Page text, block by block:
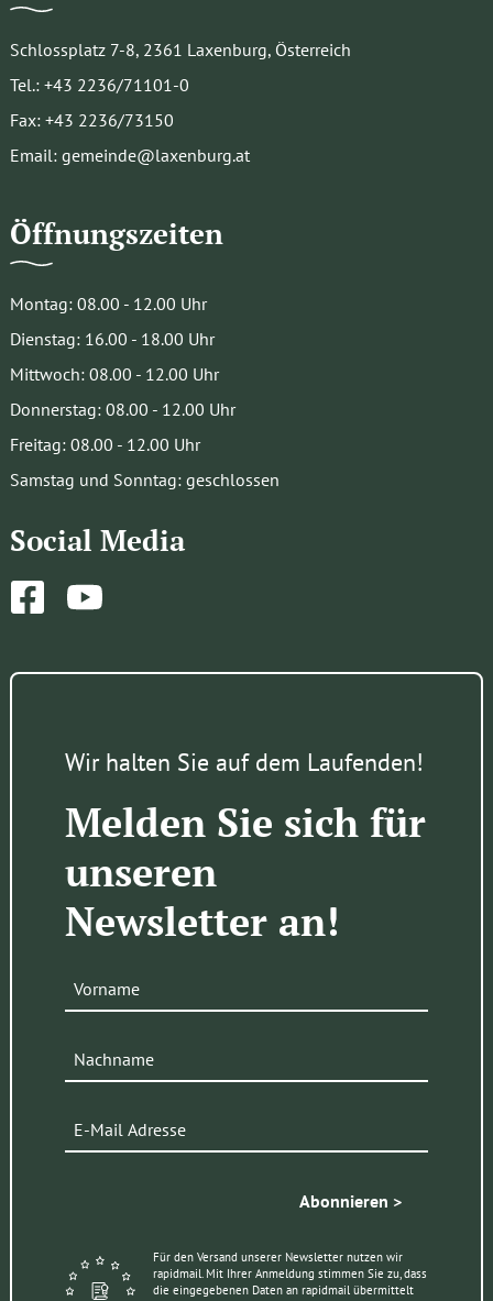
Schlossplatz 7-8, 2361 Laxenburg, Österreich
Tel.: +43 2236/71101-0
Fax: +43 2236/73150
Email: gemeinde@laxenburg.at
Öffnungszeiten
Montag: 08.00 - 12.00 Uhr
Dienstag: 16.00 - 18.00 Uhr
Mittwoch: 08.00 - 12.00 Uhr
Donnerstag: 08.00 - 12.00 Uhr
Freitag: 08.00 - 12.00 Uhr
Samstag und Sonntag: geschlossen
Social Media
Facebook
YouTube
Wir halten Sie auf dem Laufenden!
Melden Sie sich für
unseren
Newsletter an!
Abonnieren >
Für den Versand unserer Newsletter nutzen wir
rapidmail. Mit Ihrer Anmeldung stimmen Sie zu, dass
die eingegebenen Daten an rapidmail übermittelt